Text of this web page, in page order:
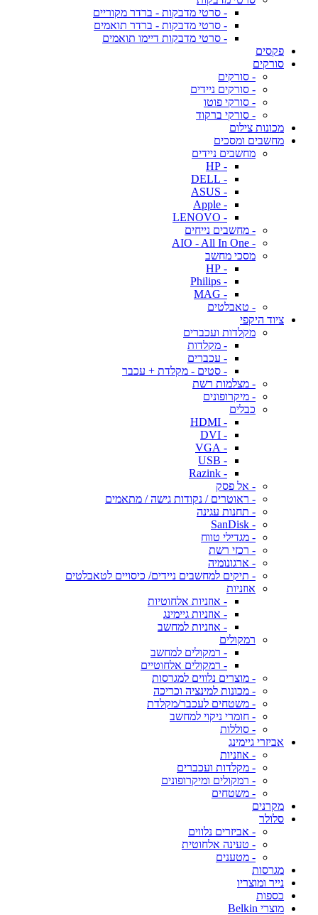
- סרטי מדבקות - ברדר מקוריים
- סרטי מדבקות - ברדר תואמים
- סרטי מדבקות דיימו תואמים
פקסים
סורקים
- סורקים
- סורקים ניידים
- סורקי פוטו
- סורקי ברקוד
מכונות צילום
מחשבים ומסכים
מחשבים ניידים
- HP
- DELL
- ASUS
- Apple
- LENOVO
- מחשבים נייחים
- AIO - All In One
מסכי מחשב
- HP
- Philips
- MAG
- טאבלטים
ציוד היקפי
מקלדות ועכברים
- מקלדות
- עכברים
- סטים - מקלדת + עכבר
- מצלמות רשת
- מיקרופונים
כבלים
- HDMI
- DVI
- VGA
- USB
- Razink
- אל פסק
- ראוטרים / נקודות גישה / מתאמים
- תחנות עגינה
- SanDisk
- מגדילי טווח
- רכזי רשת
- ארגונומיה
- תיקים למחשבים ניידים/ כיסויים לטאבלטים
אוזניות
- אוזניות אלחוטיות
- אוזניות גיימינג
- אוזניות למחשב
רמקולים
- רמקולים למחשב
- רמקולים אלחוטיים
- מוצרים נלווים למגרסות
- מכונות למינציה וכריכה
- משטחים לעכבר/מקלדת
- חומרי ניקוי למחשב
- סוללות
אביזרי גיימינג
- אוזניות
- מקלדות ועכברים
- רמקולים ומיקרופונים
- משטחים
מקרנים
סלולר
- אביזרים נלווים
- טעינה אלחוטית
- מטענים
מגרסות
נייר ומוצריו
כספות
מוצרי Belkin